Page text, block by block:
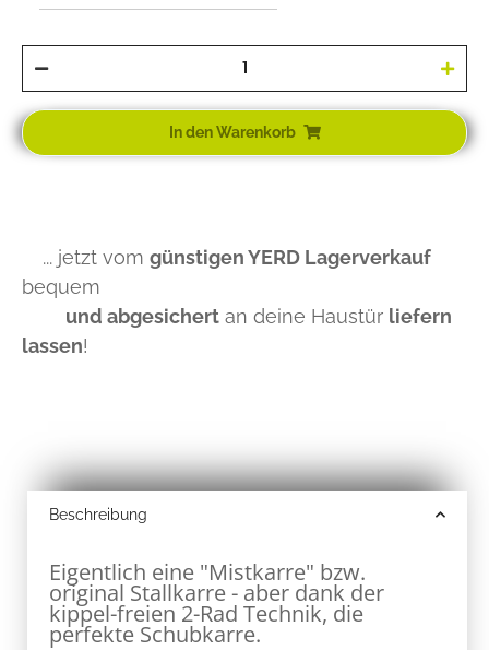
In den Warenkorb
... jetzt vom günstigen YERD Lagerverkauf
bequem
und abgesichert an deine Haustür liefern
lassen!
Beschreibung
Eigentlich eine "Mistkarre" bzw.
original Stallkarre - aber dank der
kippel-freien 2-Rad Technik, die
perfekte Schubkarre.